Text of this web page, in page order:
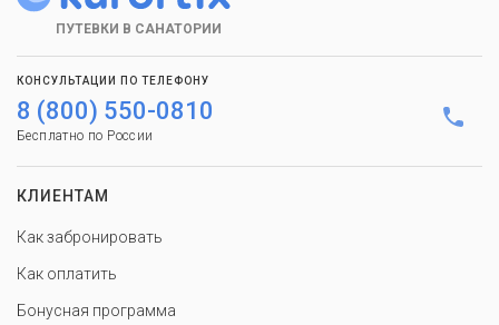
ПУТЕВКИ В САНАТОРИИ
КОНСУЛЬТАЦИИ ПО ТЕЛЕФОНУ
8 (800) 550-0810
Бесплатно по России
КЛИЕНТАМ
Как забронировать
Как оплатить
Бонусная программа